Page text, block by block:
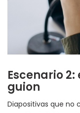
Escenario
guion
Diapositivas que no